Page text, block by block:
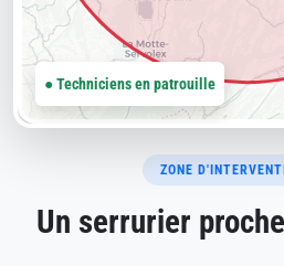
ZONE
Un serrurier
● Techniciens en patrouille